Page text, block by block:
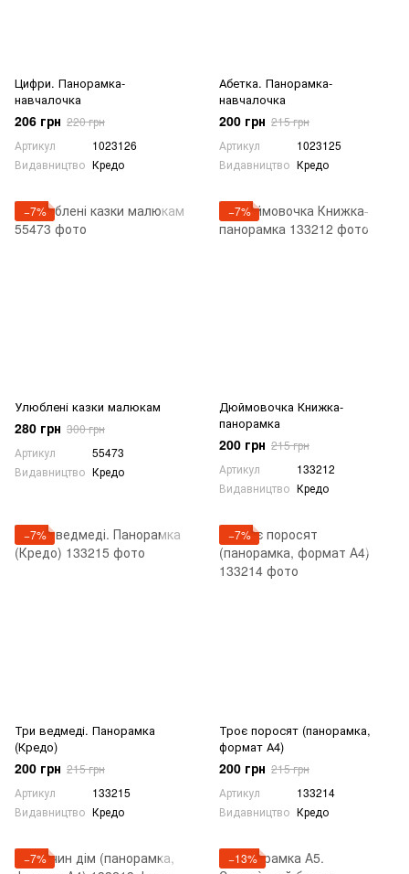
Цифри. Панорамка-
навчалочка
206 грн 220 грн
Артикул
1023126
Видавництво Кредо
Абетка. Панорамка-
навчалочка
200 грн 215 грн
Артикул
1023125
Видавництво Кредо
−7%
Улюблені казки малюкам
280 грн 300 грн
Артикул
55473
Видавництво Кредо
−7%
Дюймовочка Книжка-
панорамка
200 грн 215 грн
Артикул
133212
Видавництво Кредо
−7%
Три ведмеді. Панорамка
(Кредо)
200 грн 215 грн
Артикул
133215
Видавництво Кредо
−7%
Троє поросят (панорамка,
формат А4)
200 грн 215 грн
Артикул
133214
Видавництво Кредо
−7% −13%